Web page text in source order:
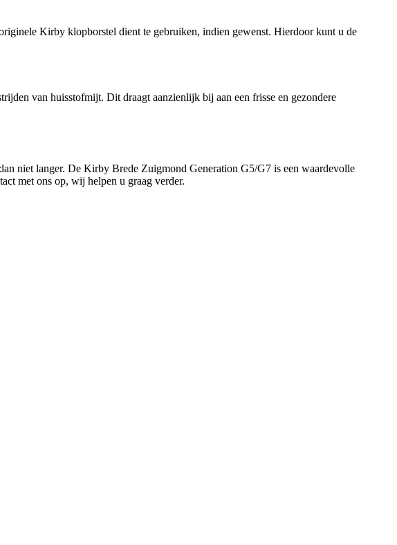
Kirby klopborstel dient te gebruiken, indien gewenst. Hierdoor kunt u de
van huisstofmijt. Dit draagt aanzienlijk bij aan een frisse en gezondere
niet langer. De Kirby Brede Zuigmond Generation G5/G7 is een waardevolle
met ons op, wij helpen u graag verder.